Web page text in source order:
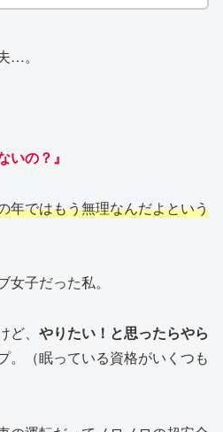
…。
いの？』
年ではもう無理なんだよという
子だった私。
、 やりたい！と思ったらやら
。（眠っている資格がいくつも